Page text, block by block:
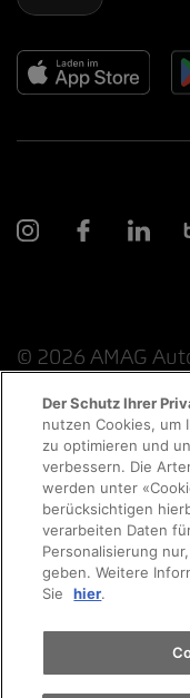
© 2026 AMAG
Rechtliche
Cookie-Richtlinie
Der Schutz Ihrer
nutzen Cookies, um
zu optimieren und
verbessern. Die
werden unter
berücksichtigen
verarbeiten Daten
Personalisierung
geben. Weitere
Sie
hier.